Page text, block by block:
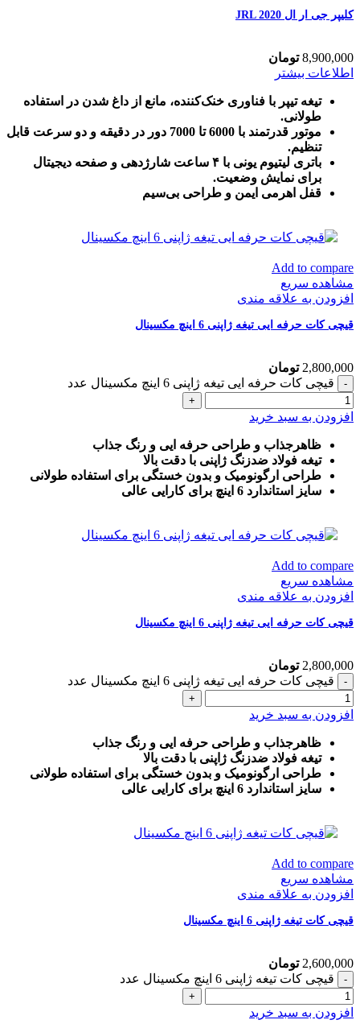
کلیپر جی ار ال JRL 2020
8,900,000 تومان
اطلاعات بیشتر
تیغه تیپر با فناوری خنک‌کننده، مانع از داغ شدن در استفاده
طولانی.
موتور قدرتمند با 6000 تا 7000 دور در دقیقه و دو سرعت قابل
تنظیم.
باتری لیتیوم یونی با ۴ ساعت شارژدهی و صفحه دیجیتال
برای نمایش وضعیت.
قفل اهرمی ایمن و طراحی بی‌سیم
Add to compare
مشاهده سریع
افزودن به علاقه مندی
قیچی کات حرفه ایی تیغه ژاپنی 6 اینچ مکسینال
2,800,000 تومان
قیچی کات حرفه ایی تیغه ژاپنی 6 اینچ مکسینال عدد
افزودن به سبد خرید
ظاهرجذاب و طراحی حرفه ایی و رنگ جذاب
تیغه فولاد ضدزنگ ژاپنی با دقت بالا
طراحی ارگونومیک و بدون خستگی برای استفاده طولانی
سایز استاندارد 6 اینچ برای کارایی عالی
Add to compare
مشاهده سریع
افزودن به علاقه مندی
قیچی کات حرفه ایی تیغه ژاپنی 6 اینچ مکسینال
2,800,000 تومان
قیچی کات حرفه ایی تیغه ژاپنی 6 اینچ مکسینال عدد
افزودن به سبد خرید
ظاهرجذاب و طراحی حرفه ایی و رنگ جذاب
تیغه فولاد ضدزنگ ژاپنی با دقت بالا
طراحی ارگونومیک و بدون خستگی برای استفاده طولانی
سایز استاندارد 6 اینچ برای کارایی عالی
Add to compare
مشاهده سریع
افزودن به علاقه مندی
قیچی کات تیغه ژاپنی 6 اینچ مکسینال
2,600,000 تومان
قیچی کات تیغه ژاپنی 6 اینچ مکسینال عدد
افزودن به سبد خرید